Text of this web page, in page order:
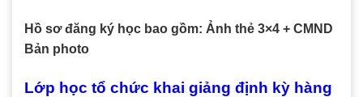
Hồ sơ đăng ký học bao gồm: Ảnh thẻ 3×4 + CMND
Bản photo
Lớp học tổ chức khai giảng định kỳ hàng